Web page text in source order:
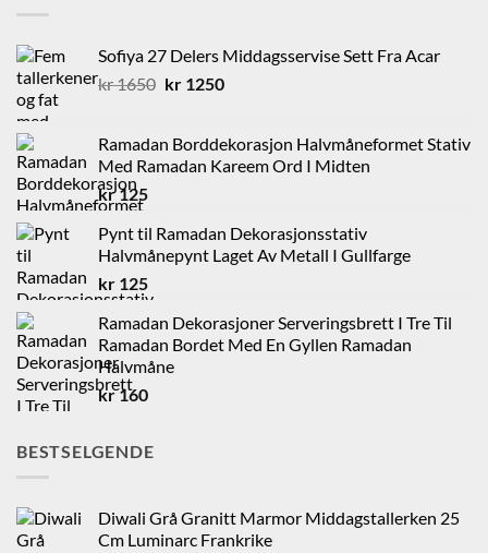
Sofiya 27 Delers Middagsservise Sett Fra Acar
kr1650 Opprinnelig
kr 1650.
kr1250Nåværende
kr 1250.
Ramadan Borddekorasjon Halvmåneformet Stativ
Med Ramadan Kareem Ord I Midten
kr125
Pynt til Ramadan Dekorasjonsstativ
Halvmånepynt Laget Av Metall I Gullfarge
kr 125
Ramadan Dekorasjoner Serveringsbrett I Tre Til
Ramadan Bordet Med En Gyllen Ramadan
Halvmåne
kr160
BESTSELGENDE
Diwali Grå Granitt Marmor Middagstallerken 25
Cm Luminarc Frankrike